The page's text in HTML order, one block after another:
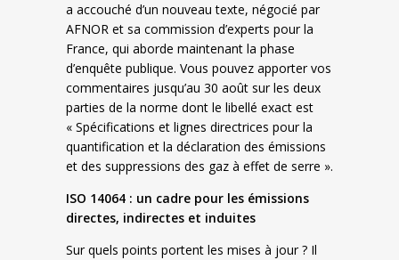
a accouché d’un nouveau texte, négocié par
AFNOR et sa commission d’experts pour la
France, qui aborde maintenant la phase
d’enquête publique. Vous pouvez apporter vos
commentaires jusqu’au 30 août sur les deux
parties de la norme dont le libellé exact est
« Spécifications et lignes directrices pour la
quantification et la déclaration des émissions
et des suppressions des gaz à effet de serre ».
ISO 14064 : un cadre pour les émissions
directes, indirectes et induites
Sur quels points portent les mises à jour ? Il